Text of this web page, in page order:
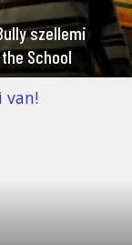
szellemi
School